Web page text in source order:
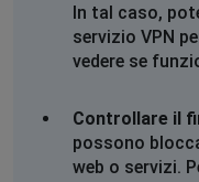
Lorenzo
Capannori,
Lorenzo
In tal caso,
servizio VPN
vedere se
Controllare il
possono
web o servizi.